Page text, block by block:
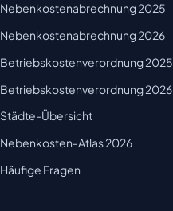
Nebenkostenabrechnung 2025
Nebenkostenabrechnung 2026
Betriebskostenverordnung 2025
Betriebskostenverordnung 2026
Städte-Übersicht
Nebenkosten-Atlas 2026
Häufige Fragen